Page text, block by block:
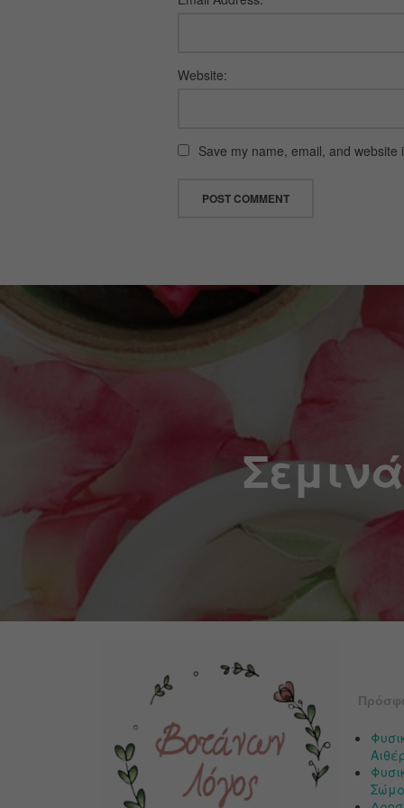
Website:
Save my name, email, and